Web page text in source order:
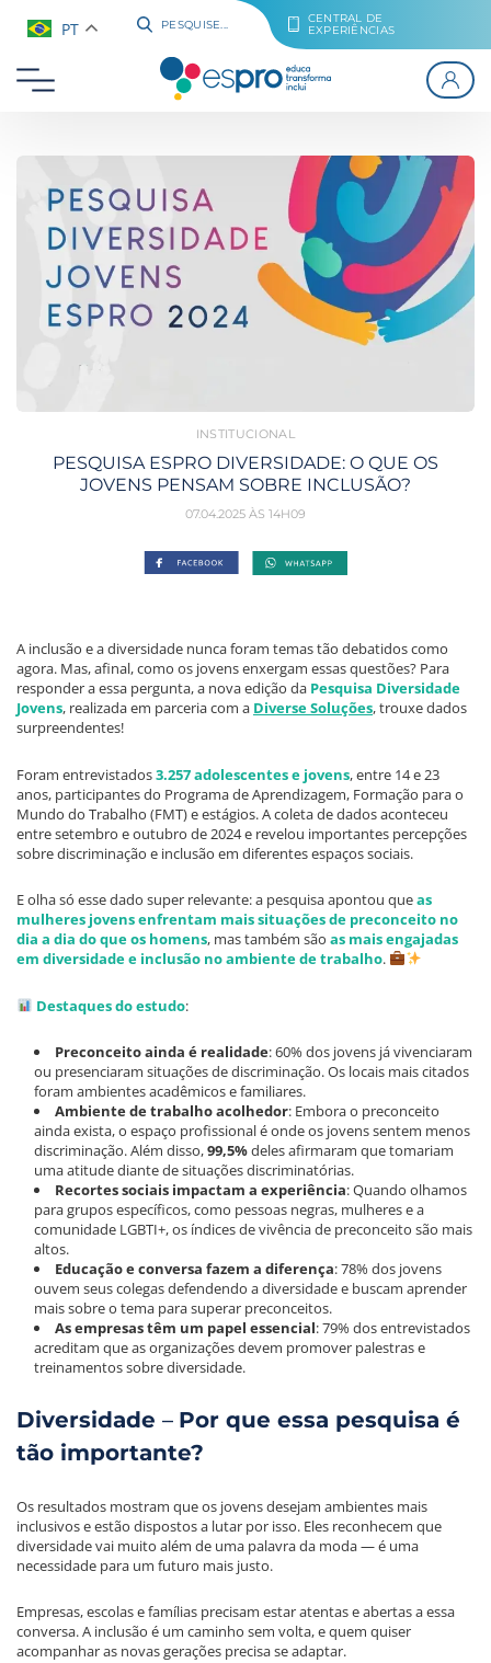
PT PESQUISE...
CENTRAL DE
EXPERIÊNCIAS
INSTITUCIONAL
PESQUISA ESPRO DIVERSIDADE: O QUE OS
JOVENS PENSAM SOBRE INCLUSÃO?
07.04.2025 ÀS 14H09
A inclusão e a diversidade nunca foram temas tão debatidos como
agora. Mas, afinal, como os jovens enxergam essas questões? Para
responder a essa pergunta, a nova edição da Pesquisa Diversidade
Jovens, realizada em parceria com a Diverse Soluções, trouxe dados
surpreendentes!
Foram entrevistados3.257 adolescentes e jovens, entre 14 e 23
anos, participantes do Programa de Aprendizagem, Formação para o
Mundo do Trabalho (FMT) e estágios. A coleta de dados aconteceu
entre setembro e outubro de 2024 e revelou importantes percepções
sobre discriminação e inclusão em diferentes espaços sociais.
E olha só esse dado super relevante: a pesquisa apontou queas
mulheres jovens enfrentam mais situações de preconceito no
dia a dia do que os homens, mas também são as mais engajadas
em diversidade e inclusão no ambiente de trabalho.
Destaques do estudo:
Preconceito ainda é realidade: 60% dos jovens já vivenciaram
ou presenciaram situações de discriminação. Os locais mais citados
foram ambientes acadêmicos e familiares.
Ambiente de trabalho acolhedor: Embora o preconceito
ainda exista, o espaço profissional é onde os jovens sentem menos
discriminação. Além disso,99,5%deles afirmaram que tomariam
uma atitude diante de situações discriminatórias.
Recortes sociais impactam a experiência: Quando olhamos
para grupos específicos, como pessoas negras, mulheres e a
comunidade LGBTI+, os índices de vivência de preconceito são mais
altos.
Educação e conversa fazem a diferença: 78% dos jovens
ouvem seus colegas defendendo a diversidade e buscam aprender
mais sobre o tema para superar preconceitos.
As empresas têm um papel essencial: 79% dos entrevistados
acreditam que as organizações devem promover palestras e
treinamentos sobre diversidade.
Diversidade – Por que essa pesquisa é
tão importante?
Os resultados mostram que os jovens desejam ambientes mais
inclusivos e estão dispostos a lutar por isso. Eles reconhecem que
diversidade vai muito além de uma palavra da moda — é uma
necessidade para um futuro mais justo.
Empresas, escolas e famílias precisam estar atentas e abertas a essa
conversa. A inclusão é um caminho sem volta, e quem quiser
acompanhar as novas gerações precisa se adaptar.